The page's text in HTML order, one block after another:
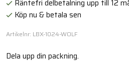
Räntefri delbetalning upp till 12
Köp nu & betala sen
Artikelnr: LBX-1024-WOLF
Dela upp din packning.